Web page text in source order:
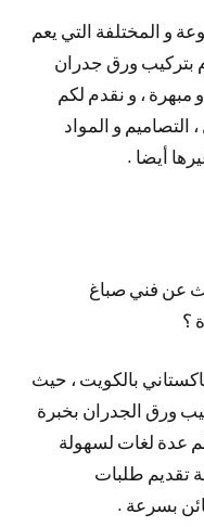
و المختلفة التي يعم
بتركيب ورق جدران
، و نقدم لكم
التصاميم و المواد
أيضا .
عن فني صباغ
؟
بالكويت ، حيث
ورق الجدران بخبرة
عدة لغات لسهولة
تقديم طلبات
بسرعة .